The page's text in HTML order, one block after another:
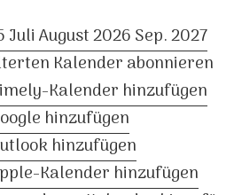
JuliAugust 2026Sep.2027
Kalender abonnieren
Kalender hinzufügen
hinzufügen
hinzufügen
Kalender hinzufügen